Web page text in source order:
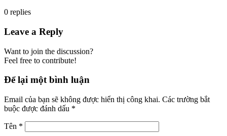
0 replies
Leave a Reply
Want to join the discussion?
Feel free to contribute!
Để lại một bình luận
Email của bạn sẽ không được hiển thị công khai. Các trường bắt
buộc được đánh dấu *
Tên *